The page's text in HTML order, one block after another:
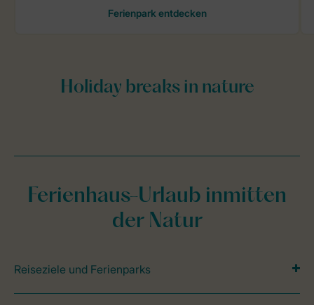
Ferienhaus-Urlaub inmitten
der Natur
Reiseziele und Ferienparks